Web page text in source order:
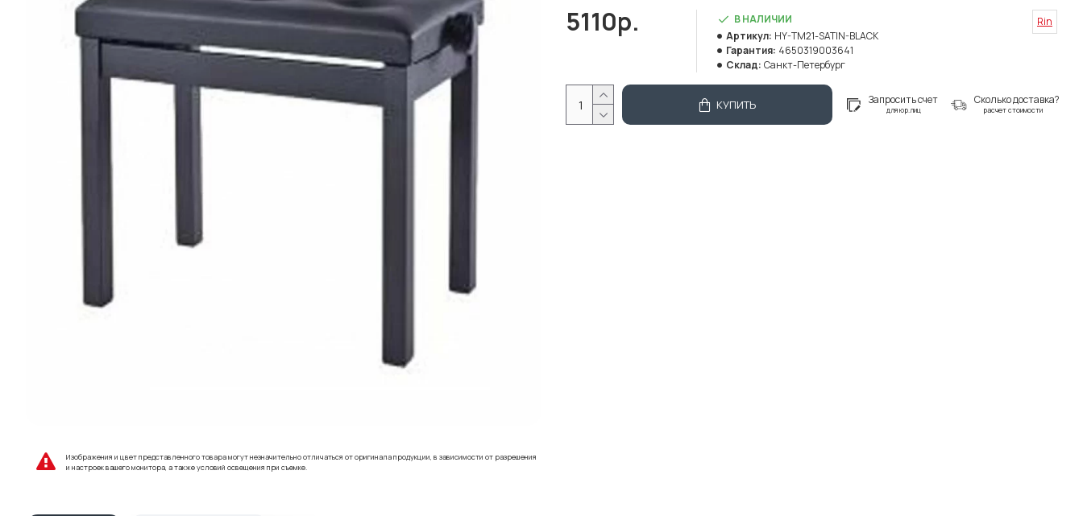
Изображения и цвет представленного товара могут незначительно отличаться от оригинала продукции, в зависимости от разрешения
и настроек вашего монитора, а также условий освещения при съемке.
5110р.
В НАЛИЧИИ
Артикул: HY-TM21-SATIN-BLACK
Гарантия: 4650319003641
Склад: Санкт-Петербург
Rin
КУПИТЬ Запросить счет
для юр.лиц
Сколько доставка?
расчет стоимости